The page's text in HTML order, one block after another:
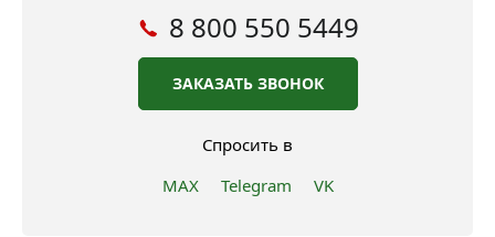
8 800 550 5449
ЗАКАЗАТЬ ЗВОНОК
Спросить в
MAX
Telegram VK